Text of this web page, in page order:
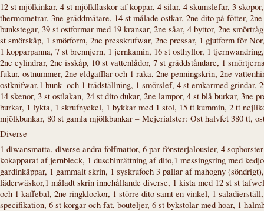
12 st mjölkinkar, 4 st mjölkflaskor af koppar, 4 silar, 4 skumslefar, 3
thermometrar, 3ne gräddmätare, 14 st målade ostkar, 2ne dito på fötter,
bunkstegar, 39 st ostformar med 19 kransar, 2ne såar, 4 byttor, 2ne
st smörskåp, 1 smörform, 2ne presskrufwar, 2ne pressar, 1 gjutform för Nor
1 kopparpanna, 7 st brennjern, 1 jernkamin, 16 st osthyllor, 1
2ne cylindrar, 2ne isskåp, 10 st vattenlådor, 7 st gräddståndare, 1
fukur, ostnummer, 2ne eldgafflar och 1 raka, 2ne penningskrin, 2ne
ostknifwar,1 bunk- och 1 trädställning, 1 smörslef, 4 st emkarmed grindar,
14 skenor, 3 st ostlakan, 24 st dito dukar, 2ne lampor, 4 st blå burkar, 3ne
burkar, 1 lykta, 1 skrufnyckel, 1 bykkar med 1 stol, 15 tt kummin, 2 tt
mjölkbunkar, 80 st gamla mjölkbunkar – Mejerialster: Ost halvfet 380 tt,
Diverse
1 diwansmatta, diverse andra folfmattor, 6 par fönsterjalousier, 4
kokapparat af jernbleck, 1 duschinrättning af dito,1 messingsring med
gardinkäppar, 1 gammalt skrin, 1 syskrufoch 3 pallar af mahogny
läderwäskor,1 måladt skrin innehållande diverse, 1 kista med 12 st st
och 1 kaffebal, 2ne ringklockor, 1 större dito samt en vinkel, 1
specifikation, 6 st korgar och fat, bouteljer, 6 st bykstolar med hoar, 1